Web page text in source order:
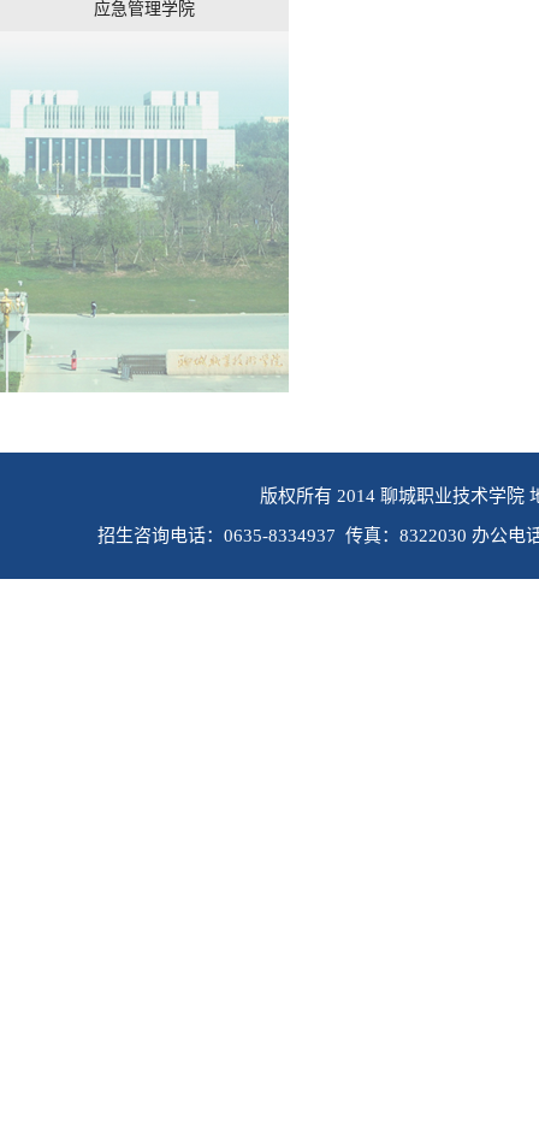
应急管理学院
版权所有 2014 聊城职业技术学院
招生咨询电话：0635-8334937 传真：8322030 办公电